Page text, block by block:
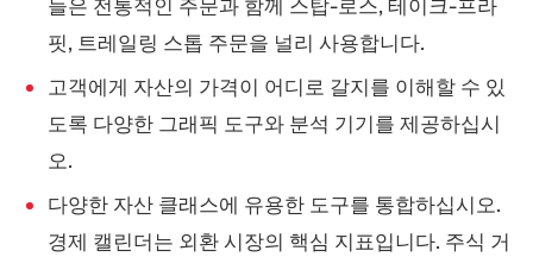
들은 전통적인 주문과 함께 스탑-로스, 테이크-프라
핏, 트레일링 스톱 주문을 널리 사용합니다.
고객에게 자산의 가격이 어디로 갈지를 이해할 수 있
도록 다양한 그래픽 도구와 분석 기기를 제공하십시
오.
다양한 자산 클래스에 유용한 도구를 통합하십시오.
경제 캘린더는 외환 시장의 핵심 지표입니다. 주식 거